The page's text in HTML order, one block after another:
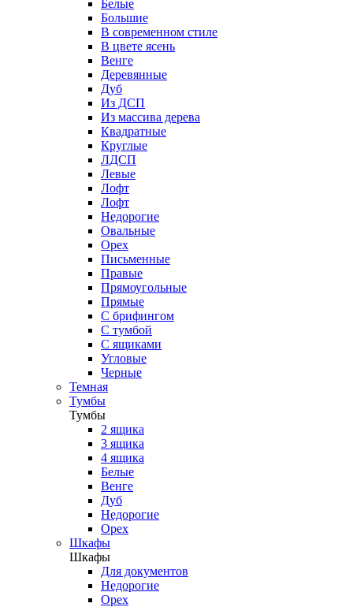
Белые
Большие
В современном стиле
В цвете ясень
Венге
Деревянные
Дуб
Из ДСП
Из массива дерева
Квадратные
Круглые
ЛДСП
Левые
Лофт
Лофт
Недорогие
Овальные
Орех
Письменные
Правые
Прямоугольные
Прямые
С брифингом
С тумбой
С ящиками
Угловые
Черные
Темная
Тумбы
Тумбы
2 ящика
3 ящика
4 ящика
Белые
Венге
Дуб
Недорогие
Орех
Шкафы
Шкафы
Для документов
Недорогие
Орех